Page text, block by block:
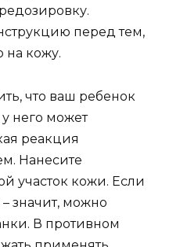
перед тем,
на кожу.
что ваш ребенок
него может
реакция
Нанесите
участок кожи. Если
значит, можно
В противном